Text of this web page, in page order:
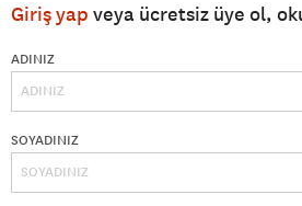
Giriş yap veya ücretsiz üye ol,
ADINIZ
SOYADINIZ